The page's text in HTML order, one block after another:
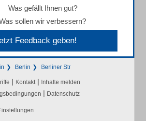
Was gefällt Ihnen gut?
sollen wir verbessern?
Feedback geben!
Berlin Berliner Str
| Kontakt | Inhalte melden
| Datenschutz